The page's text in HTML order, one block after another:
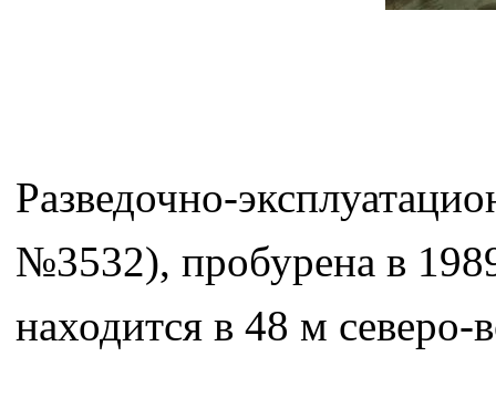
Разведочно-
№3532), пробурена в
находится в 48 м северо-